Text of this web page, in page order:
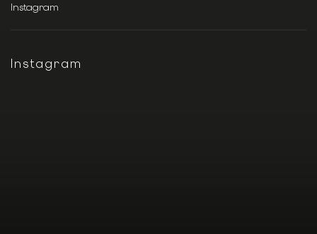
Instagram
Instagram